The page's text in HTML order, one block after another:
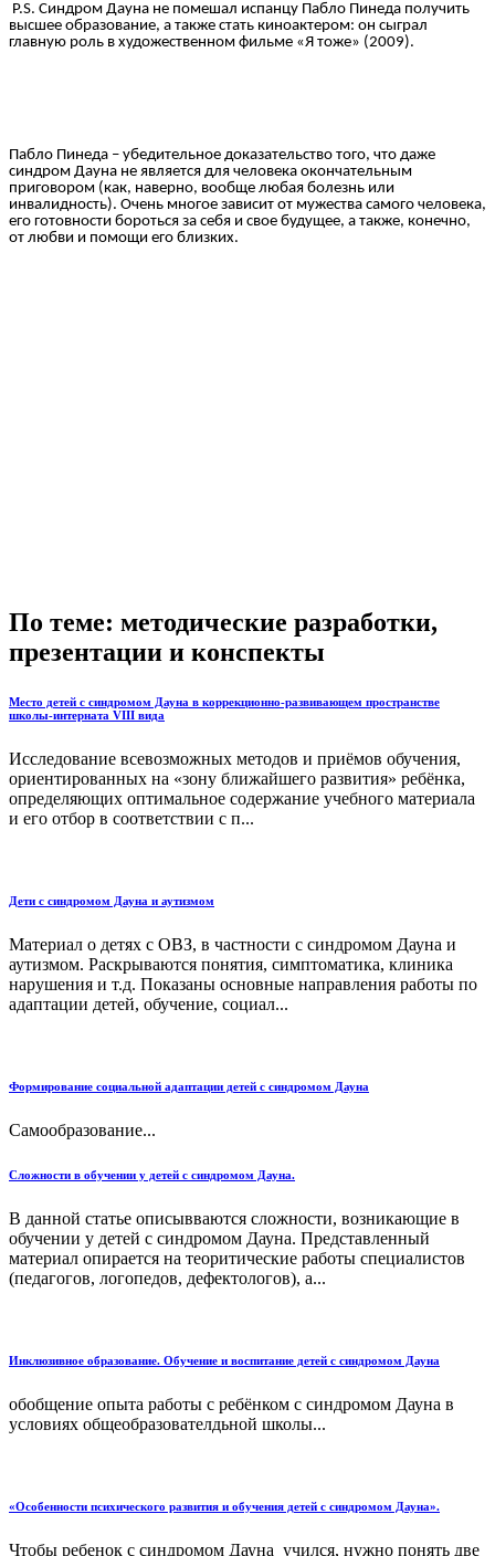
P.S. Синдром Дауна не помешал испанцу Пабло Пинеда получить
высшее образование, а также стать киноактером: он сыграл
главную роль в художественном фильме «Я тоже» (2009).
Пабло Пинеда – убедительное доказательство того, что даже
синдром Дауна не является для человека окончательным
приговором (как, наверно, вообще любая болезнь или
инвалидность). Очень многое зависит от мужества самого человека,
его готовности бороться за себя и свое будущее, а также, конечно,
от любви и помощи его близких.
По теме: методические разработки,
презентации и конспекты
Место детей с синдромом Дауна в коррекционно-развивающем пространстве
школы-интерната VIII вида
Исследование всевозможных методов и приёмов обучения,
ориентированных на «зону ближайшего развития» ребёнка,
определяющих оптимальное содержание учебного материала
и его отбор в соответствии с п...
Дети с синдромом Дауна и аутизмом
Материал о детях с ОВЗ, в частности с синдромом Дауна и
аутизмом. Раскрываются понятия, симптоматика, клиника
нарушения и т.д. Показаны основные направления работы по
адаптации детей, обучение, социал...
Формирование социальной адаптации детей с синдромом Дауна
Самообразование...
Сложности в обучении у детей с синдромом Дауна.
В данной статье описывваются сложности, возникающие в
обучении у детей с синдромом Дауна. Представленный
материал опирается на теоритические работы специалистов
(педагогов, логопедов, дефектологов), а...
Инклюзивное образование. Обучение и воспитание детей с синдромом Дауна
обобщение опыта работы с ребёнком с синдромом Дауна в
условиях общеобразователдьной школы...
«Особенности психического развития и обучения детей с синдромом Дауна».
Чтобы ребенок с синдромом Дауна учился, нужно понять две